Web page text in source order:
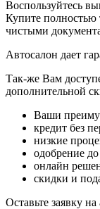
Воспользуйтесь
Купите полностью
чистыми
Автосалон дает
Так-же Вам
дополнительной
Ваши
кредит без
низкие
одобрение
онлайн
скидки и
Оставьте заявку